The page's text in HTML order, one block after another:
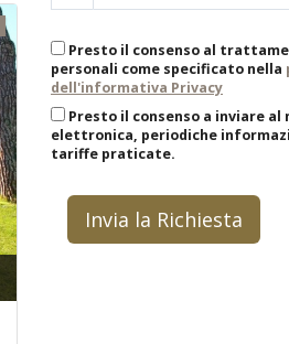
Presto il consenso al
personali come specificato nella
dell'informativa Privacy
Presto il consenso a inviare
elettronica, periodiche
tariffe praticate.
Invia la Richiesta